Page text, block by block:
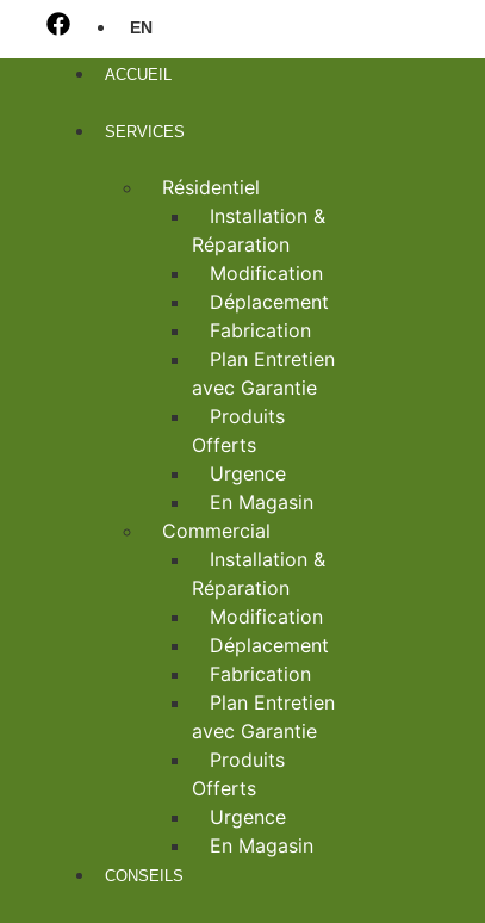
ACCUEIL
SERVICES
Résidentiel
Installation &
Réparation
Modification
Déplacement
Fabrication
Plan Entretien
avec Garantie
Produits
Offerts
Urgence
En Magasin
Commercial
Installation &
Réparation
Modification
Déplacement
Fabrication
Plan Entretien
avec Garantie
Produits
Offerts
Urgence
En Magasin
CONSEILS
EN